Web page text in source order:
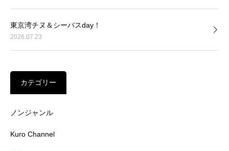
東京湾チヌ＆シーバスday！
2026.07.23
カテゴリー
ノンジャンル
Kuro Channel